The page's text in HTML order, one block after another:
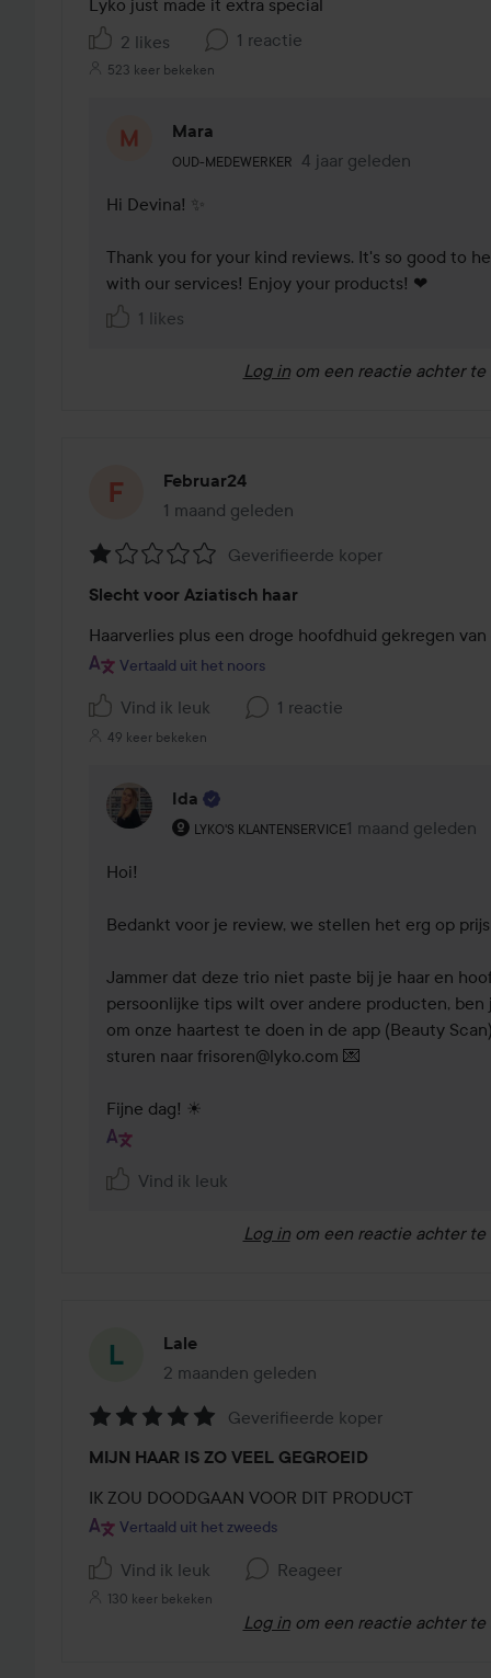
5
Lyko just made it extra special
2 likes
1 reactie
523 keer bekeken
Mara
OUD-MEDEWERKER
De rol van de gebruiker: Oud-medewerker.
4 jaar geleden
Reactie geladen 4 jaar
Hi Devina! ✨
Thank you for your kind reviews. It's so good to
with our services! Enjoy your products! ❤
1 likes
Log in om een reactie achter te
Februar24
1 maand geleden
Het bericht is gemaakt 1 maand geleden
1
van
de
Geverifieerde koper
Slecht voor Aziatisch haar
Haarverlies plus een droge hoofdhuid gekregen
Vertaald uit het noors
Vind ik leuk 1 reactie
49 keer bekeken
Ida
LYKO'S KLANTENSERVICE
De rol van de gebruiker: Lyko's1 maand geleden
Reactie geladen 1
Hoi!
Bedankt voor je review, we stellen het erg op
Jammer dat deze trio niet paste bij je haar en
persoonlijke tips wilt over andere producten, ben
om onze haartest te doen in de app (Beauty
sturen naar frisoren@lyko.com 💌
Fijne dag! ☀
Vind ik leuk
Log in om een reactie achter te
Lale
2 maanden geleden
Het bericht is gemaakt 2 maanden geleden
5
van
de
Geverifieerde koper
MIJN HAAR IS ZO VEEL GEGROEID
IK ZOU DOODGAAN VOOR DIT PRODUCT
Vertaald uit het zweeds
Vind ik leuk Reageer
130 keer bekeken
Log in om een reactie achter te